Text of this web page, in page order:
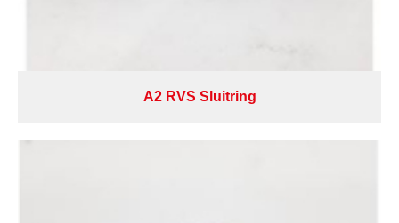
A2 RVS Sluitring